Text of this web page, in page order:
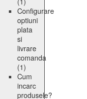
Configurare
optiuni
plata
si
livrare
comanda
(1)
Cum
incarc
produsele?